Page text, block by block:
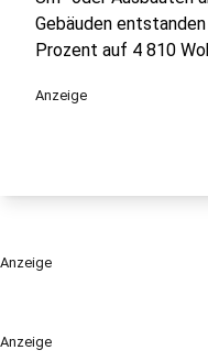
Anzeige
Gebäuden
Prozent auf 4 810
Anzeige
Anzeige